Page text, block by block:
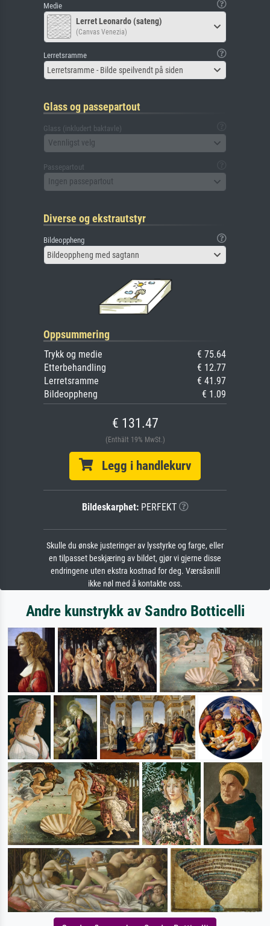
Medie
Lerret Leonardo (sateng)
(Canvas Venezia)
Lerretsramme
Lerretsramme - Bilde speilvendt på siden
Glass og passepartout
Glass (inkludert baktavle)
Vennligst velg
Passepartout
Ingen passepartout
Diverse og ekstrautstyr
Bildeoppheng
Bildeoppheng med sagtann
Oppsummering
Trykk og medie
€ 75.64
Etterbehandling
€ 12.77
Lerretsramme
€ 41.97
Bildeoppheng
€ 1.09
€ 131.47
(Enthält 19% MwSt.)
Legg i handlekurv
Bildeskarphet:PERFEKT
Skulle du ønske justeringer av lysstyrke og farge, eller
en tilpasset beskjæring av bildet, gjør vi gjerne disse
endringene uten ekstra kostnad for deg. Værsåsnill
ikke nøl med å kontakte oss.
Andre kunstrykk av Sandro Botticelli